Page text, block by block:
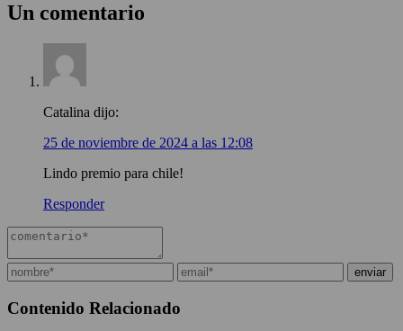
Un comentario
Catalina dijo:
25 de noviembre de 2024 a las 12:08
Lindo premio para chile!
Responder
Contenido Relacionado